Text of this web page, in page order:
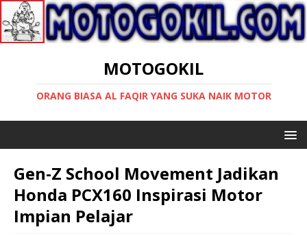
MOTOGOKIL
ORANG BIASA AL FAQIR YANG SUKA NAIK MOTOR
Gen-Z School Movement Jadikan
Honda PCX160 Inspirasi Motor
Impian Pelajar